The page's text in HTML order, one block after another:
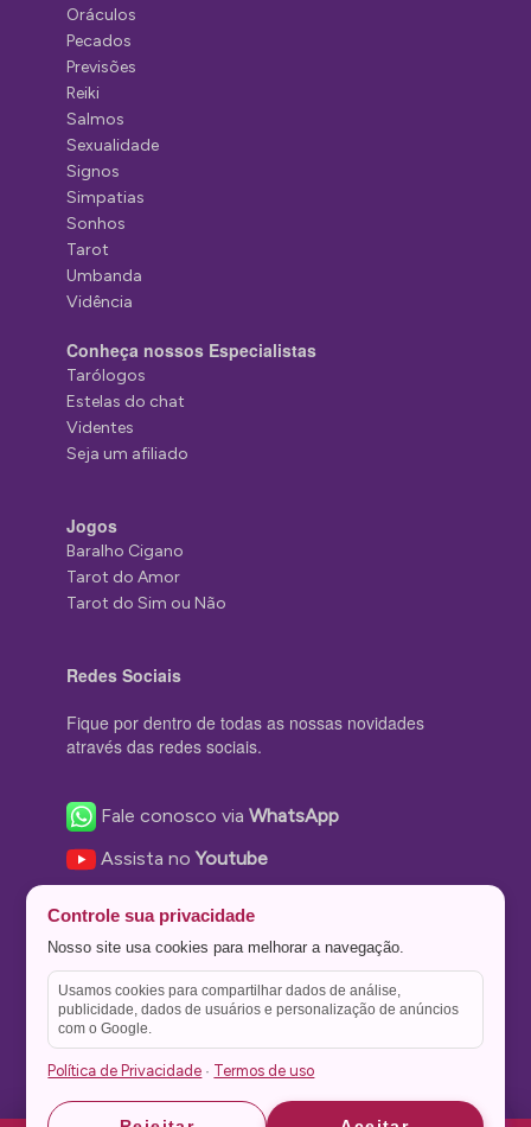
Oráculos
Pecados
Previsões
Reiki
Salmos
Sexualidade
Signos
Simpatias
Sonhos
Tarot
Umbanda
Vidência
Conheça nossos Especialistas
Tarólogos
Estelas do chat
Videntes
Seja um afiliado
Jogos
Baralho Cigano
Tarot do Amor
Tarot do Sim ou Não
Redes Sociais
Fique por dentro de todas as nossas novidades
através das redes sociais.
Fale conosco viaWhatsApp
Assista noYoutube
Nos siga no Instagram
Nos siga noTwitter
Salve no
Controle sua privacidade
Nosso site usa cookies para melhorar a navegação.
Usamos cookies para compartilhar dados de análise,
publicidade, dados de usuários e personalização de anúncios
com o Google.
Política de Privacidade · Termos de uso